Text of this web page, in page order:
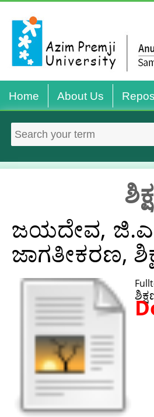
Home About Us
ಜಯದೇವ,
ಜಾಗತೀಕರಣ,